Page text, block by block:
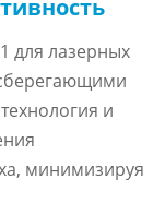
для лазерных
и
минимизируя